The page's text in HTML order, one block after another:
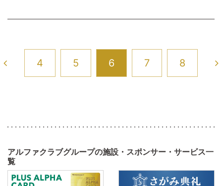
4 5 6 7 8
アルファクラブグループの施設・スポンサー・サービス一
覧